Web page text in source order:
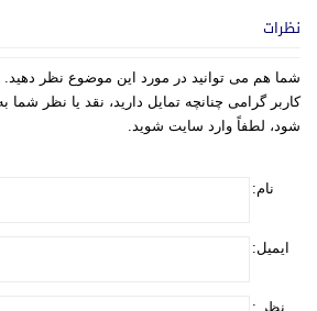
نظرات
شما هم می توانید در مورد این موضوع نظر دهید.
کاربر گرامی چنانچه تمایل دارید، نقد یا نظر
شود، لطفاً وارد سایت شوید.
نام:
ایمیل:
نظر :